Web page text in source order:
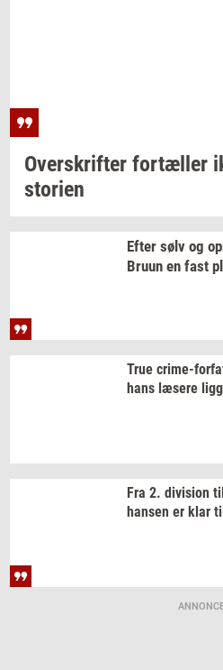
Over­skrif­ter for­tæl­ler
sto­ri­en
Efter sølv og
Bruun en fast
True crime-​
hans læ­se­re
Fra 2. di­vi­sion
han­sen er klar